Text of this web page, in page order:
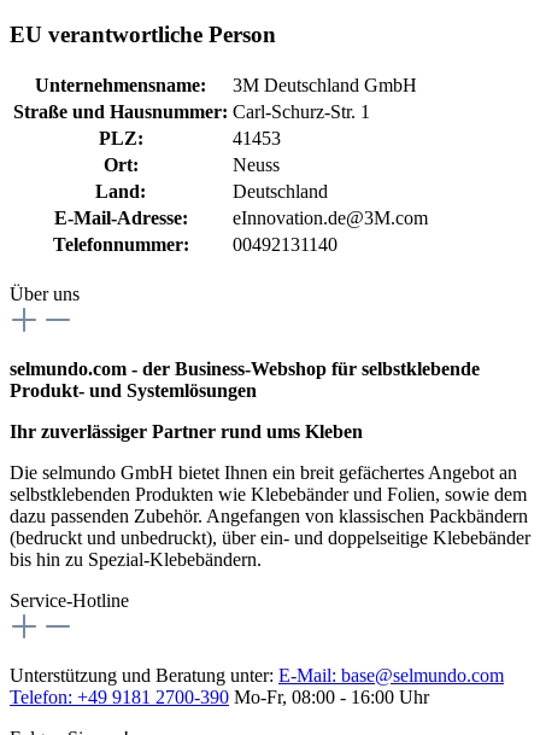
EU verantwortliche Person
Unternehmensname:
3M Deutschland GmbH
Straße und Hausnummer: Carl-Schurz-Str. 1
PLZ:
41453
Ort:
Neuss
Land:
Deutschland
E-Mail-Adresse:
eInnovation.de@3M.com
Telefonnummer:
00492131140
Über uns
selmundo.com - der Business-Webshop für selbstklebende
Produkt- und Systemlösungen
Ihr zuverlässiger Partner rund ums Kleben
Die selmundo GmbH bietet Ihnen ein breit gefächertes Angebot an
selbstklebenden Produkten wie Klebebänder und Folien, sowie dem
dazu passenden Zubehör. Angefangen von klassischen Packbändern
(bedruckt und unbedruckt), über ein- und doppelseitige Klebebänder
bis hin zu Spezial-Klebebändern.
Service-Hotline
Unterstützung und Beratung unter: E-Mail: base@selmundo.com
Telefon: +49 9181 2700-390 Mo-Fr, 08:00 - 16:00 Uhr